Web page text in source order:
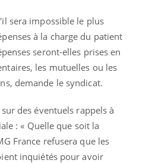
sera impossible le plus
à la charge du patient
seront-elles prises en
les mutuelles ou les
demande le syndicat.
des éventuels rappels à
: « Quelle que soit la
France refusera que les
inquiétés pour avoir